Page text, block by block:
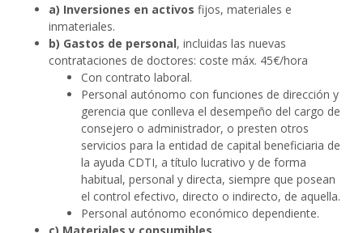
a) Inversiones en activos fijos, materiales e
inmateriales.
b) Gastos de personal, incluidas las nuevas
contrataciones de doctores: coste máx. 45€/hora
Con contrato laboral.
Personal autónomo con funciones de dirección y
gerencia que conlleva el desempeño del cargo de
consejero o administrador, o presten otros
servicios para la entidad de capital beneficiaria de
la ayuda CDTI, a título lucrativo y de forma
habitual, personal y directa, siempre que posean
el control efectivo, directo o indirecto, de aquella.
Personal autónomo económico dependiente.